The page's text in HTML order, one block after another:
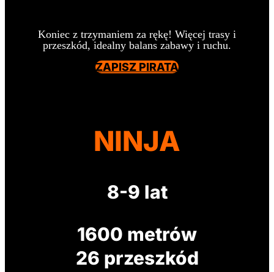
Koniec z trzymaniem za rękę! Więcej trasy i
przeszkód, idealny balans zabawy i ruchu.
ZAPISZ PIRATA
NINJA
8-9 lat
1600 metrów
26 przeszkód